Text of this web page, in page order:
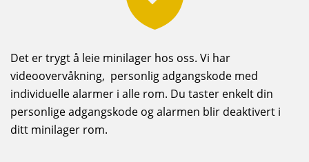
Det er trygt å leie minilager hos oss. Vi har
videoovervåkning, personlig adgangskode med
individuelle alarmer i alle rom. Du taster enkelt din
personlige adgangskode og alarmen blir deaktivert i
ditt minilager rom.